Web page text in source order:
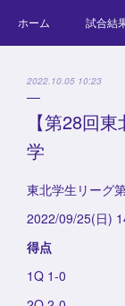
ホーム 試合結
2022.10.05 10:23
【第28回
学
東北学生リーグ
2022/09/25(日)
得点
1Q 1-0